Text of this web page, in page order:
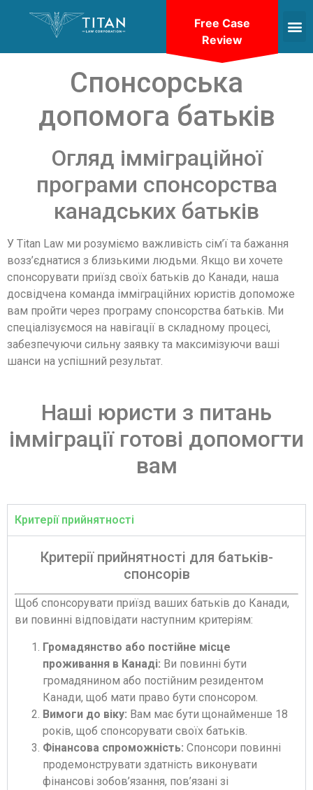
Спонсорська
допомога батьків
Огляд імміграційної
програми спонсорства
канадських батьків
У Titan Law ми розуміємо важливість сім’ї та бажання
возз’єднатися з близькими людьми. Якщо ви хочете
спонсорувати приїзд своїх батьків до Канади, наша
досвідчена команда імміграційних юристів допоможе
вам пройти через програму спонсорства батьків. Ми
спеціалізуємося на навігації в складному процесі,
забезпечуючи сильну заявку та максимізуючи ваші
шанси на успішний результат.
Наші юристи з питань
імміграції готові допомогти
вам
Критерії прийнятності
Критерії прийнятності для батьків-
спонсорів
Щоб спонсорувати приїзд ваших батьків до Канади,
ви повинні відповідати наступним критеріям:
Громадянство або постійне місце
проживання в Канаді: Ви повинні бути
громадянином або постійним резидентом
Канади, щоб мати право бути спонсором.
Вимоги до віку: Вам має бути щонайменше 18
років, щоб спонсорувати своїх батьків.
Фінансова спроможність: Спонсори повинні
продемонструвати здатність виконувати
фінансові зобов’язання, пов’язані зі
Free Case
Review